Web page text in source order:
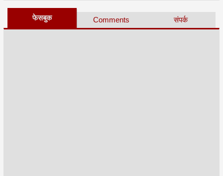
फेसबुक Comments संपर्क